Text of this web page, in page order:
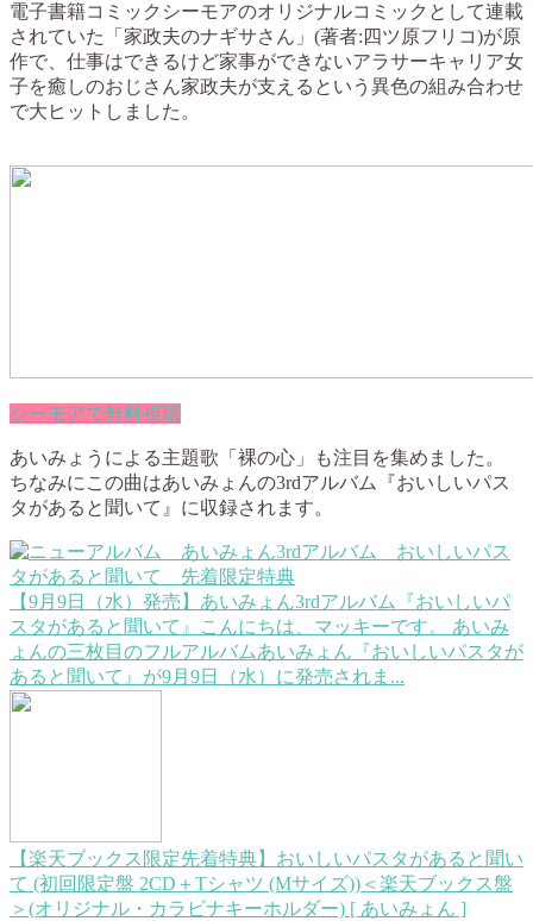
電子書籍コミックシーモアのオリジナルコミックとして連載
されていた「家政夫のナギサさん」(著者:四ツ原フリコ)が原
作で、仕事はできるけど家事ができないアラサーキャリア女
子を癒しのおじさん家政夫が支えるという異色の組み合わせ
で大ヒットしました。
シーモアで無料視聴
あいみょうによる主題歌「裸の心」も注目を集めました。
ちなみにこの曲はあいみょんの3rdアルバム『おいしいパス
タがあると聞いて』に収録されます。
【9月9日（水）発売】あいみょん3rdアルバム『おいしいパ
スタがあると聞いて』
こんにちは、マッキーです。 あいみ
ょんの三枚目のフルアルバムあいみょん『おいしいパスタが
あると聞いて』が9月9日（水）に発売されま...
【楽天ブックス限定先着特典】おいしいパスタがあると聞い
て (初回限定盤 2CD＋Tシャツ (Mサイズ))＜楽天ブックス盤
＞(オリジナル・カラビナキーホルダー) [ あいみょん ]